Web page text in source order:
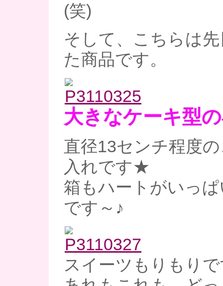
(笑)
そして、こちらは
た商品です。
大きなケーキ型
直径13センチ程度
入れです★
箱もハートがいっ
です～♪
スイーツもりもり